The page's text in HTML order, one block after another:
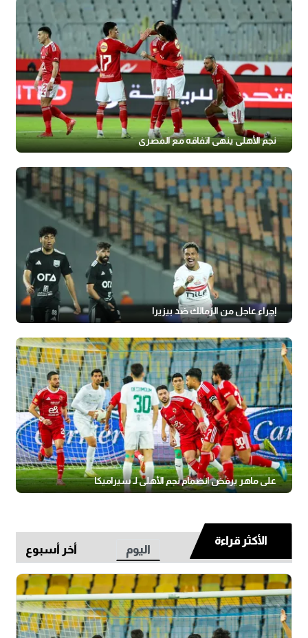
نجم الأهلي ينهي اتفاقه مع المصري
إجراء عاجل من الزمالك ضد بيزيرا
علي ماهر يرفض انضمام نجم الأهلي لـ سيراميكا
الأكثر قراءة
اليوم أخر أسبوع